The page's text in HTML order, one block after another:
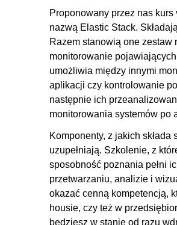
3. Beats - dostawcy danych
3.1. Filebeat - zbieranie logów
3.2. Metricbeat - sprawdzanie
3.3. Heartbeat - weryfikacja
3.4. Konfiguracja ILM dla
4. Kibana - zaawansowana
4.1. Zakładka Discover -
4.2. Zakładka Dashboard
4.3. Tworzenie własnych
4.4. Przestrzenie
4.5. Alertowanie
Proponowany przez nas
nazwą Elastic Stack.
Razem stanowią one zestaw
monitorowanie
umożliwia między innymi
aplikacji czy kontrolowanie
następnie ich
monitorowania systemów po
Komponenty, z jakich
uzupełniają. Szkolenie, z
sposobność poznania pełni
przetwarzaniu, analizie i
okazać cenną kompetencją,
housie, czy też w
będziesz w stanie od razu